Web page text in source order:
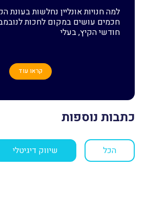
למה חנויות אונליין נחלשות בעונת
חכמים עושים במקום לחכות
חודשי הקיץ, בעלי
קראו עוד
כתבות נוספות
הכל שיווק דיגיטלי